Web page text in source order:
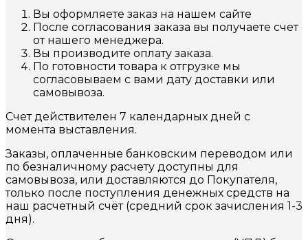
Вы оформляете заказ на нашем сайте
После согласования заказа вы получаете счет
от нашего менеджера.
Вы производите оплату заказа.
По готовности товара к отгрузке мы
согласовываем с вами дату доставки или
самовывоза.
Счет действителен 7 календарных дней с
момента выставления.
Заказы, оплаченные банковским переводом или
по безналичному расчету доступны для
самовывоза, или доставляются до Покупателя,
только после поступления денежных средств на
наш расчетный счёт (средний срок зачисления 1-3
дня).